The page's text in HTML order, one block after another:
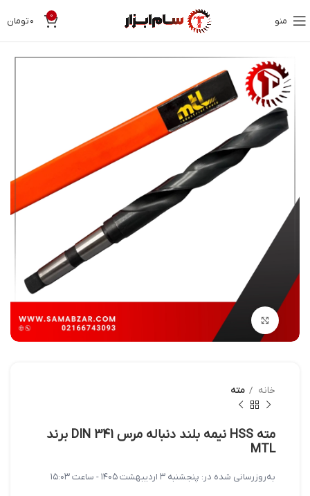
منو 0 ۰تومان
بزرگنمایی تصویر
خانه مته
مته HSS نیمه بلند دنباله مرس DIN 341 برند
MTL
به‌روزرسانی شده در: پنجشنبه ۳ اردیبهشت ۱۴۰۵ - ساعت ۱۵:۰۳